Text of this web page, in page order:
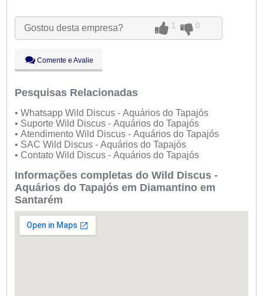
Qua:
09:00 - 18:00
Qui:
09:00 - 18:00
Sáb:
Dom:
Fechado
Gostou desta empresa? 1 0
Comente e Avalie
Pesquisas Relacionadas
• Whatsapp Wild Discus - Aquários do Tapajós
• Suporte Wild Discus - Aquários do Tapajós
• Atendimento Wild Discus - Aquários do Tapajós
• SAC Wild Discus - Aquários do Tapajós
• Contato Wild Discus - Aquários do Tapajós
Informações completas do Wild Discus -
Aquários do Tapajós em Diamantino em
Santarém